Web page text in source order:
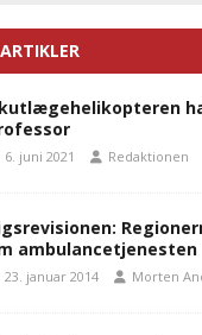
6. juni 2021 Redaktionen
ambulancetjenesten
23. januar 2014 Morten